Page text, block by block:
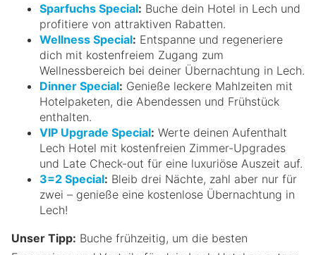
Sparfuchs Special: Buche dein Hotel in Lech und
profitiere von attraktiven Rabatten.
Wellness Special: Entspanne und regeneriere
dich mit kostenfreiem Zugang zum
Wellnessbereich bei deiner Übernachtung in Lech.
Dinner Special: Genieße leckere Mahlzeiten mit
Hotelpaketen, die Abendessen und Frühstück
enthalten.
VIP Upgrade Special: Werte deinen Aufenthalt
Lech Hotel mit kostenfreien Zimmer-Upgrades
und Late Check-out für eine luxuriöse Auszeit auf.
3=2 Special: Bleib drei Nächte, zahl aber nur für
zwei – genieße eine kostenlose Übernachtung in
Lech!
Unser Tipp: Buche frühzeitig, um die besten